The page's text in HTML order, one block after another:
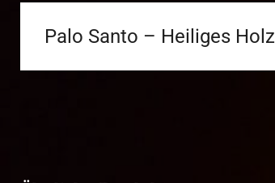
Palo Santo – Heiliges Holz